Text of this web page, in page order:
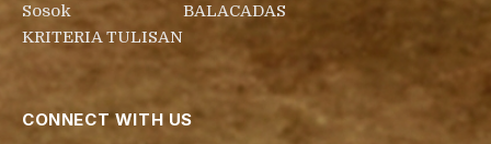
Sosok
KRITERIA TULISAN
BALACADAS
CONNECT WITH US